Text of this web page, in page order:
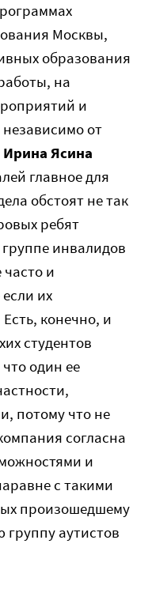
Москвы,
образования
на
и
независимо от
Ирина Ясина
главное для
обстоят не так
ребят
инвалидов
и
их
конечно, и
студентов
один ее
потому что не
согласна
и
с такими
произошедшему
аутистов